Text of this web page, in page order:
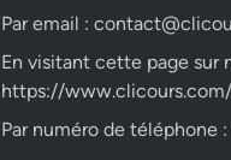
Par email :
En visitant cette page sur
https://
Par numéro de téléphone